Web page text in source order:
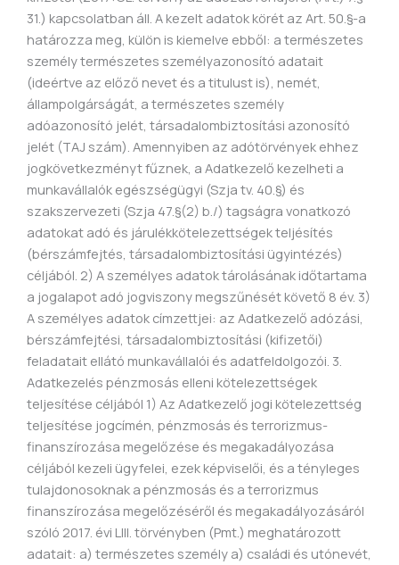
31.) kapcsolatban áll. A kezelt adatok körét az Art. 50.§-a
határozza meg, külön is kiemelve ebből: a természetes
személy természetes személyazonosító adatait
(ideértve az előző nevet és a titulust is), nemét,
állampolgárságát, a természetes személy
adóazonosító jelét, társadalombiztosítási azonosító
jelét (TAJ szám). Amennyiben az adótörvények ehhez
jogkövetkezményt fűznek, a Adatkezelő kezelheti a
munkavállalók egészségügyi (Szja tv. 40.§) és
szakszervezeti (Szja 47.§(2) b./) tagságra vonatkozó
adatokat adó és járulékkötelezettségek teljésítés
(bérszámfejtés, társadalombiztosítási ügyintézés)
céljából. 2) A személyes adatok tárolásának időtartama
a jogalapot adó jogviszony megszűnését követő 8 év. 3)
A személyes adatok címzettjei: az Adatkezelő adózási,
bérszámfejtési, társadalombiztosítási (kifizetői)
feladatait ellátó munkavállalói és adatfeldolgozói. 3.
Adatkezelés pénzmosás elleni kötelezettségek
teljesítése céljából 1) Az Adatkezelő jogi kötelezettség
teljesítése jogcímén, pénzmosás és terrorizmus-
finanszírozása megelőzése és megakadályozása
céljából kezeli ügyfelei, ezek képviselői, és a tényleges
tulajdonosoknak a pénzmosás és a terrorizmus
finanszírozása megelőzéséről és megakadályozásáról
szóló 2017. évi LIII. törvényben (Pmt.) meghatározott
adatait: a) természetes személy a) családi és utónevét,